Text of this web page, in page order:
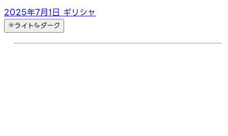
2025年7月1日 ギリシャ
ライト ダーク